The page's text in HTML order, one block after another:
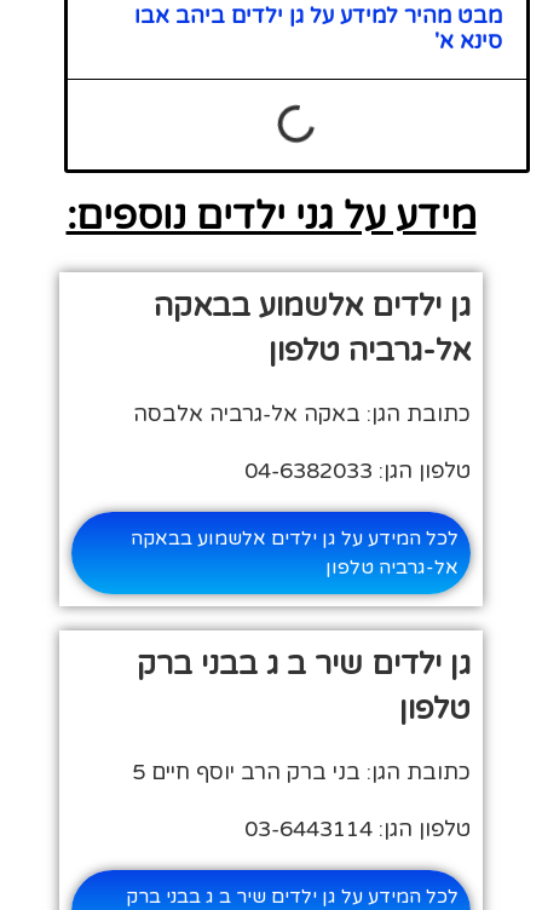
מבט מהיר למידע על גן ילדים ביהב אבו
סינא א'
מידע על גני ילדים נוספים:
גן ילדים אלשמוע בבאקה
אל-גרביה טלפון
כתובת הגן: באקה אל-גרביה אלבסה
טלפון הגן: 04-6382033
לכל המידע על גן ילדים אלשמוע בבאקה
אל-גרביה טלפון
גן ילדים שיר ב ג בבני ברק
טלפון
כתובת הגן: בני ברק הרב יוסף חיים 5
טלפון הגן: 03-6443114
לכל המידע על גן ילדים שיר ב ג בבני ברק